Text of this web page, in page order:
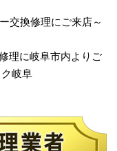
交換修理にご来店～
理に岐阜市内よりご
岐阜